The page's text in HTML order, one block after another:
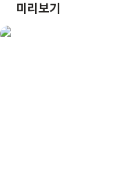
기억을 떠올리고, 그
미리보기